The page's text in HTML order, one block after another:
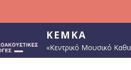
ΚΕΜΚΑ
«Κεντρικό Μουσικό